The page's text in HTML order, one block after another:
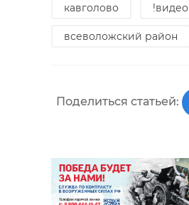
кавголово !видео
всеволожский район
Поделиться статьей: